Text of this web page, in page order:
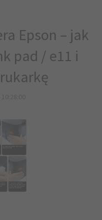
Epson – jak
pad / e11 i